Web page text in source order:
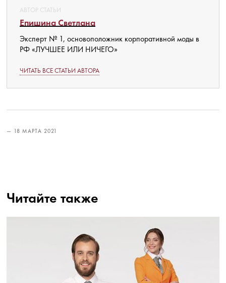
АВТОР СТАТЬИ
Епишина Светлана
Эксперт № 1, основоположник корпоративной моды в
РФ «ЛУЧШЕЕ ИЛИ НИЧЕГО»
ЧИТАТЬ ВСЕ СТАТЬИ АВТОРА
— 18 МАРТА 2021
Читайте также